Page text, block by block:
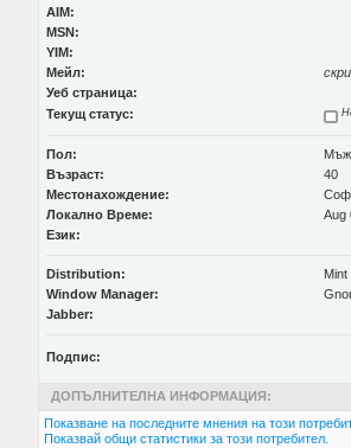
AIM:
MSN:
YIM:
Мейл:
Уеб страница:
Текущ статус:
Пол:
Мъж
Възраст:
40
Местонахождение:
Локално Време:
Aug
Език:
Distribution:
Mint
Window Manager:
Jabber:
Подпис:
ДОПЪЛНИТЕЛНА ИНФОРМАЦИЯ:
Показване на последните мнения на този
Показвай общи статистики за този потребител.